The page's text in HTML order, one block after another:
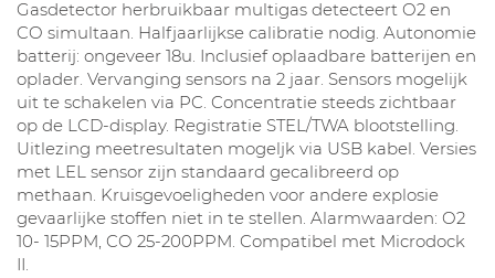
Gasdetector herbruikbaar multigas detecteert O2 en
CO simultaan. Halfjaarlijkse calibratie nodig. Autonomie
batterij: ongeveer 18u. Inclusief oplaadbare batterijen en
oplader. Vervanging sensors na 2 jaar. Sensors mogelijk
uit te schakelen via PC. Concentratie steeds zichtbaar
op de LCD-display. Registratie STEL/TWA blootstelling.
Uitlezing meetresultaten mogeljk via USB kabel. Versies
met LEL sensor zijn standaard gecalibreerd op
methaan. Kruisgevoeligheden voor andere explosie
gevaarlijke stoffen niet in te stellen. Alarmwaarden: O2
10- 15PPM, CO 25-200PPM. Compatibel met Microdock
II.